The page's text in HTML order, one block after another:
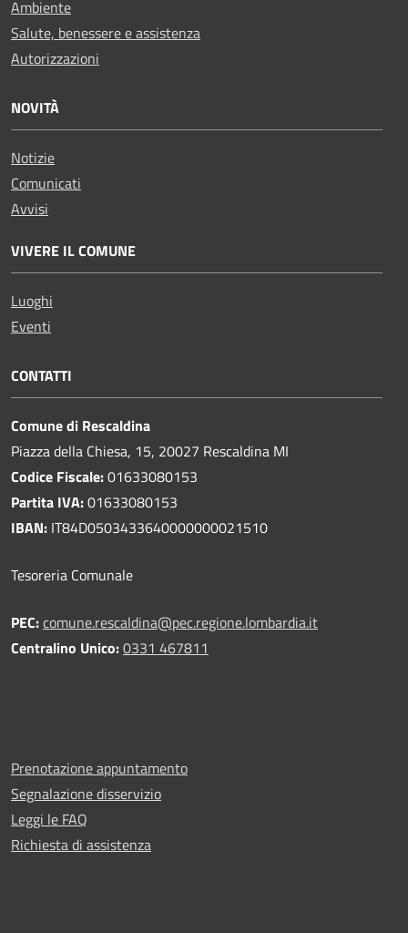
Ambiente
Salute, benessere e assistenza
Autorizzazioni
NOVITÀ
Notizie
Comunicati
Avvisi
VIVERE IL COMUNE
Luoghi
Eventi
CONTATTI
Comune di Rescaldina
Piazza della Chiesa, 15, 20027 Rescaldina MI
Codice Fiscale:01633080153
Partita IVA:01633080153
IBAN: IT84D0503433640000000021510
Tesoreria Comunale
PEC:comune.rescaldina@pec.regione.lombardia.it
Centralino Unico:0331 467811
Prenotazione appuntamento
Segnalazione disservizio
Leggi le FAQ
Richiesta di assistenza